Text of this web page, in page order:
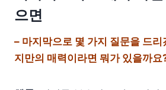
으면
– 마지막으로 몇 가지 질문을 드리
지만의 매력이라면 뭐가 있을까요